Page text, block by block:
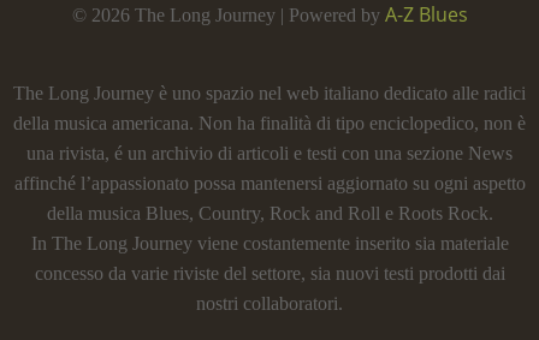
© 2026 The Long Journey | Powered by A-Z Blues
The Long Journey è uno spazio nel web italiano dedicato alle radici
della musica americana. Non ha finalità di tipo enciclopedico, non è
una rivista, é un archivio di articoli e testi con una sezione News
affinché l’appassionato possa mantenersi aggiornato su ogni aspetto
della musica Blues, Country, Rock and Roll e Roots Rock.
In The Long Journey viene costantemente inserito sia materiale
concesso da varie riviste del settore, sia nuovi testi prodotti dai
nostri collaboratori.